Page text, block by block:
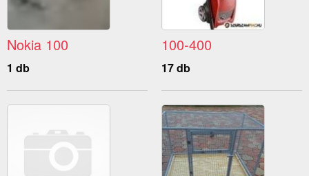
Nokia 100
1 db
100-400
17 db